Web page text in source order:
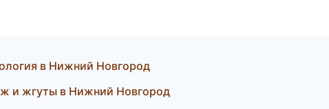
в Нижний Новгород
и жгуты в Нижний Новгород